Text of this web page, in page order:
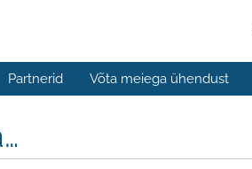
Partnerid Võta meiega ühendust